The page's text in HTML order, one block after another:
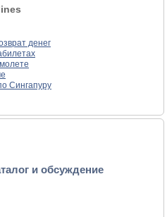
денег
Сингапуру
и обсуждение